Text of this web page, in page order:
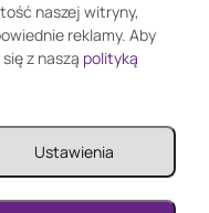
naszej witryny,
reklamy. Aby
z naszą polityką
Ustawienia